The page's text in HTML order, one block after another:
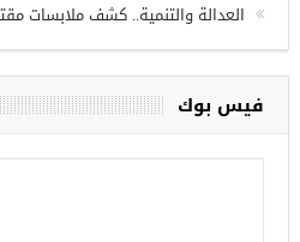
تركيا تحتل المرتبة الأولى عالميا
فيس بوك